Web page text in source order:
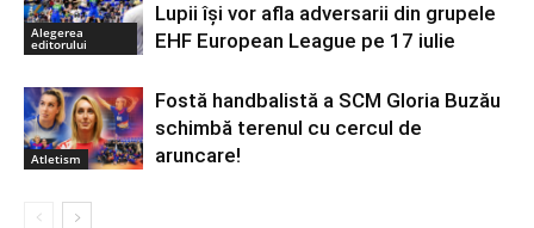
Alegerea
editorului
Lupii își vor afla adversarii din grupele
EHF European League pe 17 iulie
Atletism
Fostă handbalistă a SCM Gloria Buzău
schimbă terenul cu cercul de
aruncare!